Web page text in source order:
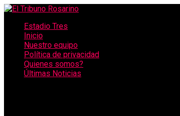
Estadio Tres
Inicio
Nuestro equipo
Política de privacidad
Quienes somos?
Últimas Noticias